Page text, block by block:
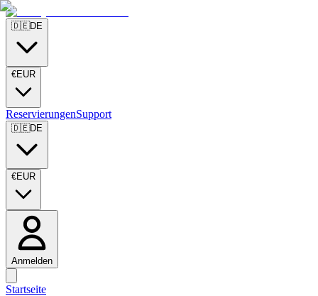
🇩🇪DE
€EUR
ReservierungenSupport
🇩🇪DE
€EUR
Anmelden
Startseite